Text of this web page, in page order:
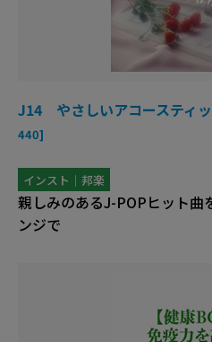
J14 やさしいアコースティ
440]
インスト｜邦楽
親しみのあるJ-POPヒット曲
ンジで